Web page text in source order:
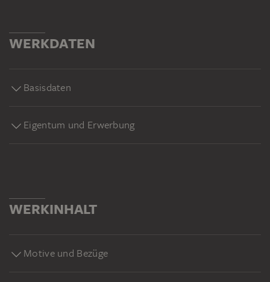
WERKDATEN
Basisdaten
Eigentum und Erwerbung
WERKINHALT
Motive und Bezüge